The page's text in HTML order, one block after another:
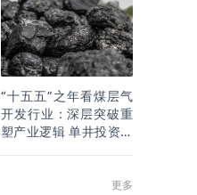
“十五五”之年看煤层气
开发行业：深层突破重
塑产业逻辑 单井投资成
更多